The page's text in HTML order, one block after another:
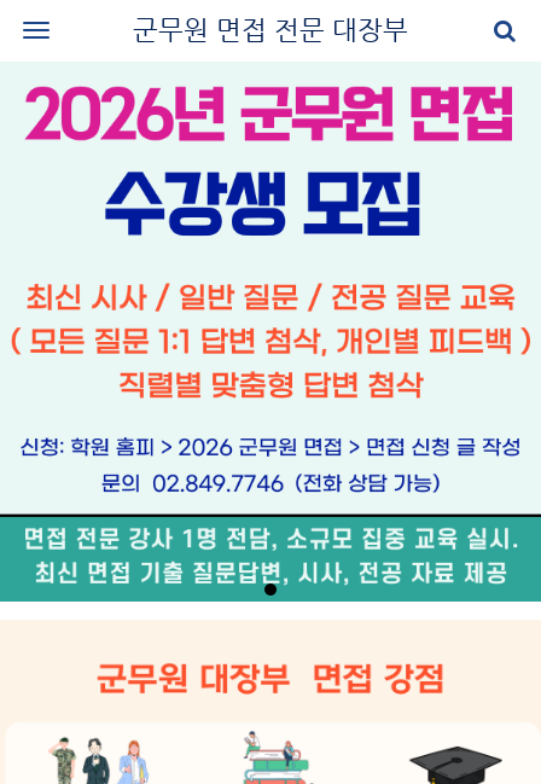
군무원 면접 전문 대장부
로그인
회원가입
나의 강의실
군무원 면접 후기